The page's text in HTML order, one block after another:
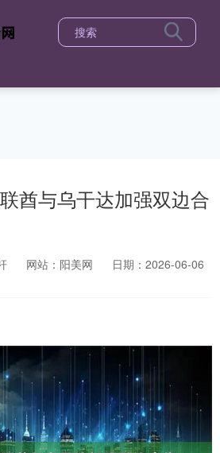
酋与乌干达加强双边合
网站：阳美网
日期：2026-06-06